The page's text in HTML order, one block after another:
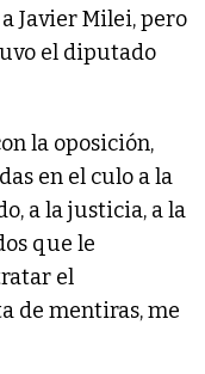
Javier Milei, pero
el diputado
la oposición,
en el culo a la
a la justicia, a la
que le
el
de mentiras, me